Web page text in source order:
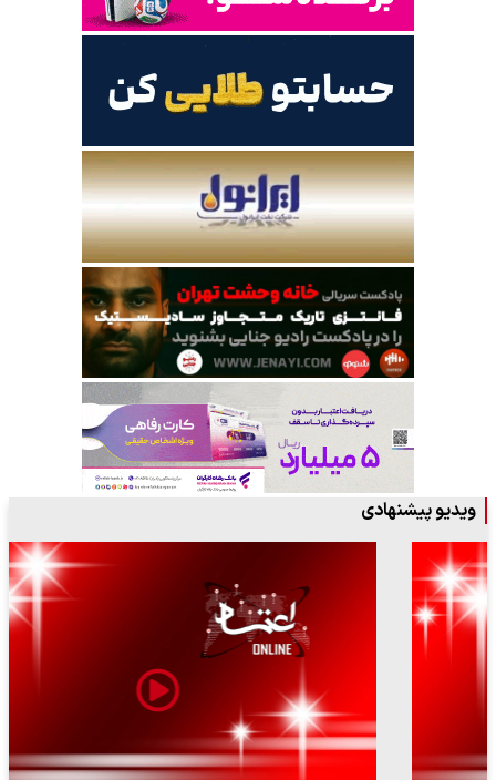
ویدیو پیشنهادی